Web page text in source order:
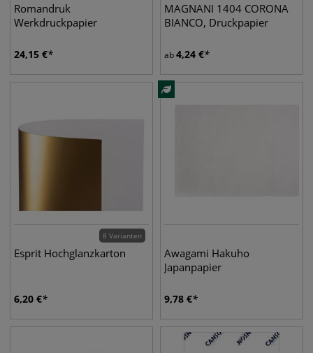
Romandruk
Werkdruckpapier
24,15 €
MAGNANI 1404 CORONA
BIANCO, Druckpapier
ab4,24 €
8 Varianten
Esprit Hochglanzkarton
6,20 €
Awagami Hakuho
Japanpapier
9,78 €